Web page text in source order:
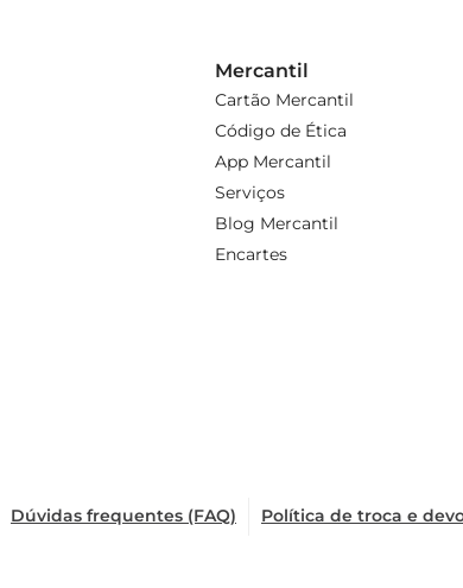
Mercantil
Cartão Mercantil
Código de Ética
App Mercantil
Serviços
Blog Mercantil
Encartes
Dúvidas frequentes (FAQ) Política de troca e